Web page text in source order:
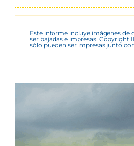
Este informe incluye imágenes de
ser bajadas e impresas. Copyright
sólo pueden ser impresas junto